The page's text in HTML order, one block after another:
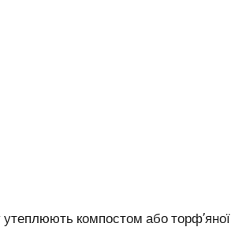
компостом або торф’яної